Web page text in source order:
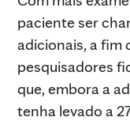
paciente ser
adicionais, a fim
pesquisadores
que, embora a
tenha levado a